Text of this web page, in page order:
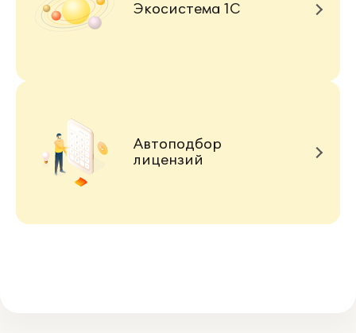
Экосистема 1С
Автоподбор
лицензий